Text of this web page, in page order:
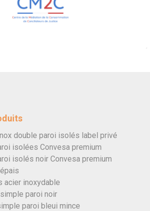
double paroi isolés label privé
isolées Convesa premium
isolés noir Convesa premium
acier inoxydable
paroi noir
paroi bleui mince